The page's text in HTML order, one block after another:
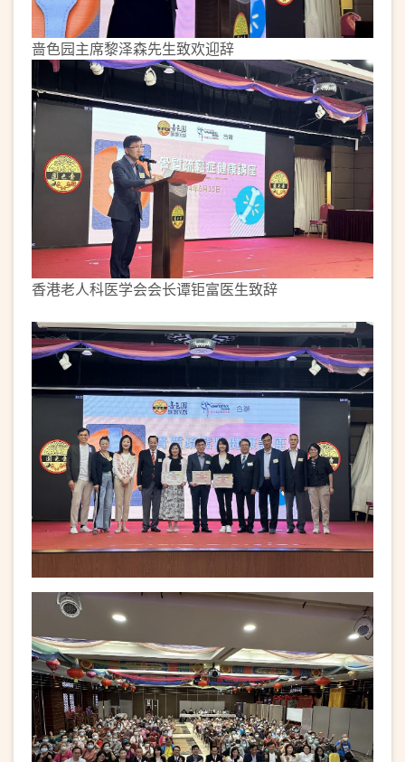
啬色园主席黎泽森先生致欢迎辞
香港老人科医学会会长谭钜富医生致辞